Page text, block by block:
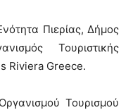
Πιερίας, Δήμος
Τουριστικής
Riviera Greece.
Τουρισμού